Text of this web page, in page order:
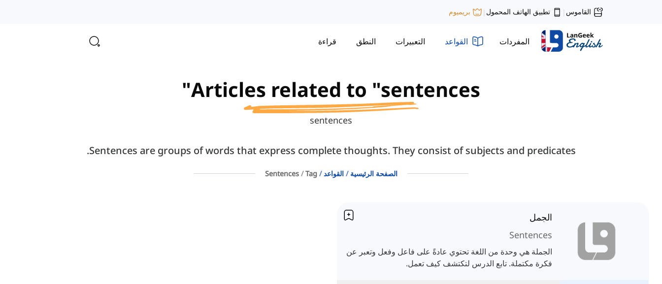
القاموس | تطبيق الهاتف المحمول | بريميوم
المفردات القواعد التعبيرات النطق قراءة
Articles related to "sentences"
sentences
Sentences are groups of words that express complete thoughts. They consist of subjects and predicates.
الصفحة الرئيسية القواعد Tag
Sentences
الجمل
Sentences
الجملة هي وحدة من اللغة تحتوي عادةً على فاعل وفعل وتعبر عن
فكرة مكتملة. تابع الدرس لتكتشف كيف تعمل.